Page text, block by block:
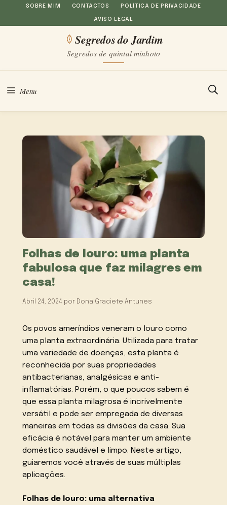
Saltar
para
SOBRE MIM CONTACTOS POLÍTICA DE PRIVACIDADE
AVISO LEGAL
Segredos do Jardim
Segredos de quintal minhoto
Menu
Folhas de louro: uma planta
fabulosa que faz milagres em
casa!
Abril 24, 2024 por Dona Graciete Antunes
Os povos ameríndios veneram o louro como
uma planta extraordinária. Utilizada para tratar
uma variedade de doenças, esta planta é
reconhecida por suas propriedades
antibacterianas, analgésicas e anti-
inflamatórias. Porém, o que poucos sabem é
que essa planta milagrosa é incrivelmente
versátil e pode ser empregada de diversas
maneiras em todas as divisões da casa. Sua
eficácia é notável para manter um ambiente
doméstico saudável e limpo. Neste artigo,
guiaremos você através de suas múltiplas
aplicações.
Folhas de louro: uma alternativa